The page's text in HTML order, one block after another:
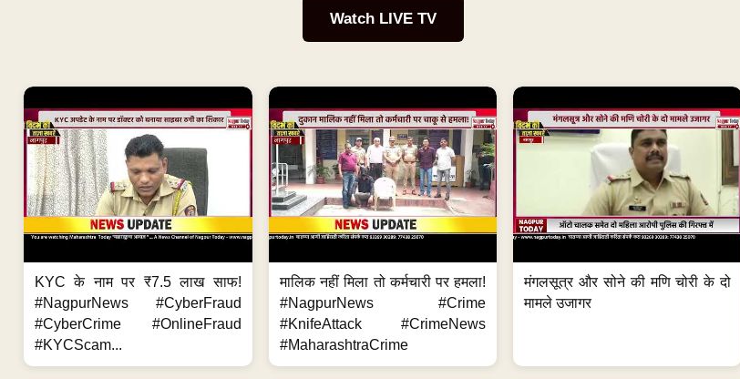
Watch LIVE TV
KYC के नाम पर ₹7.5 लाख साफ!
#NagpurNews #CyberFraud
#CyberCrime #OnlineFraud
#KYCScam...
मालिक नहीं मिला तो कर्मचारी पर हमला!
#NagpurNews #Crime
#KnifeAttack #CrimeNews
#MaharashtraCrime
मंगलसूत्र और सोने की मणि चोरी के दो
मामले उजागर